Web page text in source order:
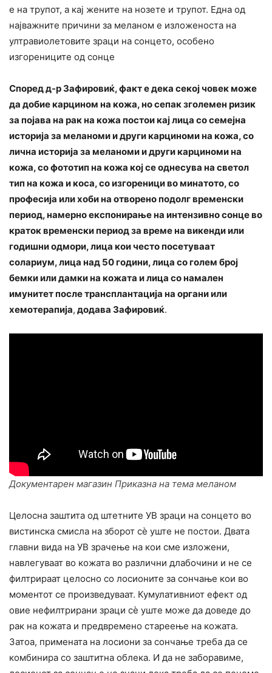
е на трупот, а кај жените на нозете и трупот. Една од
најважните причини за меланом е изложеноста на
ултравиолетовите зраци на сонцето, особено
изгорениците од сонце
Според д-р Зафировиќ, факт е дека секој човек може
да добие карцином на кожа, но сепак зголемен ризик
за појава на рак на кожа постои кај лица со семејна
историја за меланоми и други карциноми на кожа, со
лична историја за меланоми и други карциноми на
кожа, со фототип на кожа кој се однесува на светол
тип на кожа и коса, со изгореници во минатото, со
професија или хоби на отворено подолг временски
период, намерно експонирање на интензивно сонце во
краток временски период за време на викенди или
годишни одмори, лица кои често посетуваат
солариум, лица над 50 години, лица со голем број
бемки или дамки на кожата и лица со намален
имунитет после трансплантација на органи или
хемотерапија, додава Зафировиќ.
Документарен магазин Приказна на тема меланом
Целосна заштита од штетните УВ зраци на сонцето во
вистинска смисла на зборот сè уште не постои. Двата
главни вида на УВ зрачење на кои сме изложени,
навлегуваат во кожата во различни длабочини и не се
филтрираат целосно со лосионите за сончање кои во
моментот се произведуваат. Кумулативниот ефект од
овие нефилтрирани зраци сè уште може да доведе до
рак на кожата и предвремено стареење на кожата.
Затоа, примената на лосиони за сончање треба да се
комбинира со заштитна облека. И да не заборавиме,